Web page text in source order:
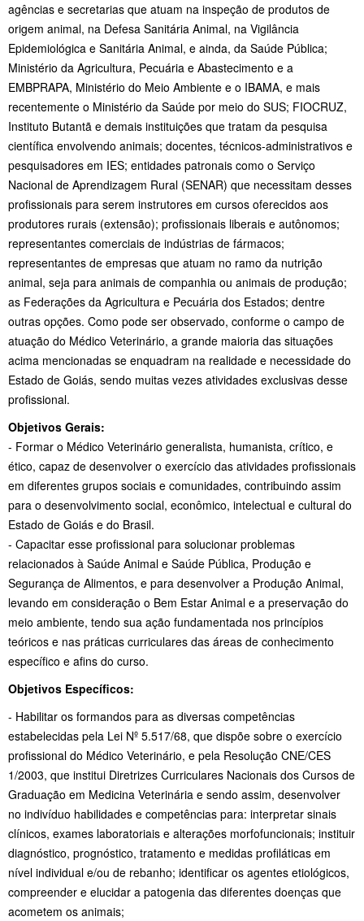
agências e secretarias que atuam na inspeção de produtos de
origem animal, na Defesa Sanitária Animal, na Vigilância
Epidemiológica e Sanitária Animal, e ainda, da Saúde Pública;
Ministério da Agricultura, Pecuária e Abastecimento e a
EMBPRAPA, Ministério do Meio Ambiente e o IBAMA, e mais
recentemente o Ministério da Saúde por meio do SUS; FIOCRUZ,
Instituto Butantã e demais instituições que tratam da pesquisa
científica envolvendo animais; docentes, técnicos-administrativos e
pesquisadores em IES; entidades patronais como o Serviço
Nacional de Aprendizagem Rural (SENAR) que necessitam desses
profissionais para serem instrutores em cursos oferecidos aos
produtores rurais (extensão); profissionais liberais e autônomos;
representantes comerciais de indústrias de fármacos;
representantes de empresas que atuam no ramo da nutrição
animal, seja para animais de companhia ou animais de produção;
as Federações da Agricultura e Pecuária dos Estados; dentre
outras opções. Como pode ser observado, conforme o campo de
atuação do Médico Veterinário, a grande maioria das situações
acima mencionadas se enquadram na realidade e necessidade do
Estado de Goiás, sendo muitas vezes atividades exclusivas desse
profissional.
Objetivos Gerais:
- Formar o Médico Veterinário generalista, humanista, crítico, e
ético, capaz de desenvolver o exercício das atividades profissionais
em diferentes grupos sociais e comunidades, contribuindo assim
para o desenvolvimento social, econômico, intelectual e cultural do
Estado de Goiás e do Brasil.
- Capacitar esse profissional para solucionar problemas
relacionados à Saúde Animal e Saúde Pública, Produção e
Segurança de Alimentos, e para desenvolver a Produção Animal,
levando em consideração o Bem Estar Animal e a preservação do
meio ambiente, tendo sua ação fundamentada nos princípios
teóricos e nas práticas curriculares das áreas de conhecimento
específico e afins do curso.
Objetivos Específicos:
- Habilitar os formandos para as diversas competências
estabelecidas pela Lei Nº 5.517/68, que dispõe sobre o exercício
profissional do Médico Veterinário, e pela Resolução CNE/CES
1/2003, que institui Diretrizes Curriculares Nacionais dos Cursos de
Graduação em Medicina Veterinária e sendo assim, desenvolver
no indivíduo habilidades e competências para: interpretar sinais
clínicos, exames laboratoriais e alterações morfofuncionais; instituir
diagnóstico, prognóstico, tratamento e medidas profiláticas em
nível individual e/ou de rebanho; identificar os agentes etiológicos,
compreender e elucidar a patogenia das diferentes doenças que
acometem os animais;